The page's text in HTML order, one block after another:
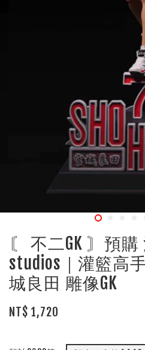
〘 不二GK 〙預
studios｜灌籃高
城良田 雕像GK
NT$ 1,720